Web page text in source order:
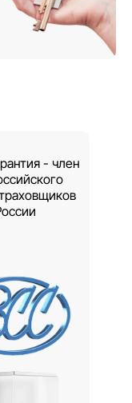
- член